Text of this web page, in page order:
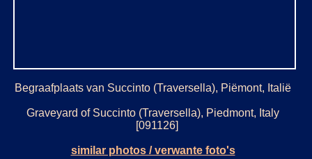
Begraafplaats van Succinto (Traversella), Piëmont, Italië
Graveyard of Succinto (Traversella), Piedmont, Italy
[091126]
similar photos / verwante foto's